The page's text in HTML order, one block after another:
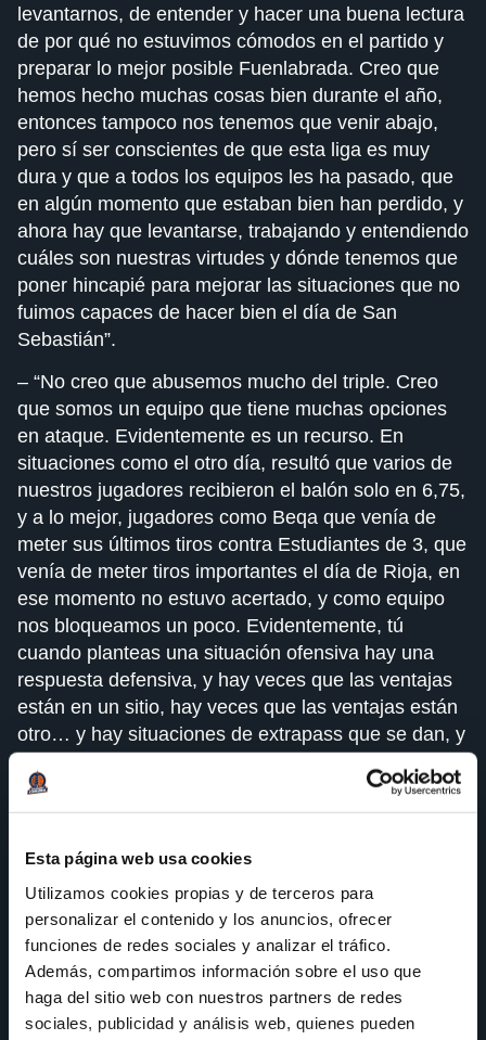
Esta página web usa cookies
Utilizamos cookies propias y de terceros para
personalizar el contenido y los anuncios, ofrecer
funciones de redes sociales y analizar el tráfico.
Además, compartimos información sobre el uso que
haga del sitio web con nuestros partners de redes
sociales, publicidad y análisis web, quienes pueden
levantarnos, de entender y hacer una buena lectura
de por qué no estuvimos cómodos en el partido y
preparar lo mejor posible Fuenlabrada. Creo que
hemos hecho muchas cosas bien durante el año,
entonces tampoco nos tenemos que venir abajo,
pero sí ser conscientes de que esta liga es muy
dura y que a todos los equipos les ha pasado, que
en algún momento que estaban bien han perdido, y
ahora hay que levantarse, trabajando y entendiendo
cuáles son nuestras virtudes y dónde tenemos que
poner hincapié para mejorar las situaciones que no
fuimos capaces de hacer bien el día de San
Sebastián”.
– “No creo que abusemos mucho del triple. Creo
que somos un equipo que tiene muchas opciones
en ataque. Evidentemente es un recurso. En
situaciones como el otro día, resultó que varios de
nuestros jugadores recibieron el balón solo en 6,75,
y a lo mejor, jugadores como Beqa que venía de
meter sus últimos tiros contra Estudiantes de 3, que
venía de meter tiros importantes el día de Rioja, en
ese momento no estuvo acertado, y como equipo
nos bloqueamos un poco. Evidentemente, tú
cuando planteas una situación ofensiva hay una
respuesta defensiva, y hay veces que las ventajas
están en un sitio, hay veces que las ventajas están
otro… y hay situaciones de extrapass que se dan, y
extrapass, y luego tienes otra situación de seguir
jugando. Nosotros al principio no entendimos que
no tuvimos acierto. Cuando te colapsan tanto se da
esta situación. Ahora, a ver si somos capaces de
entender que, cuando nos vuelva a pasar esta
situación, la solución es que llevamos trabajando
desde el primer día. Evidentemente, con un poco
más de acierto ellos habrían tenido que cambiar su
defensa y habría sido de otra manera el discurrir del